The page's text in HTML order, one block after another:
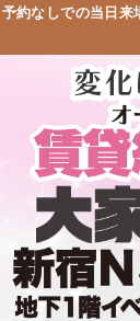
予約なしでの当日来